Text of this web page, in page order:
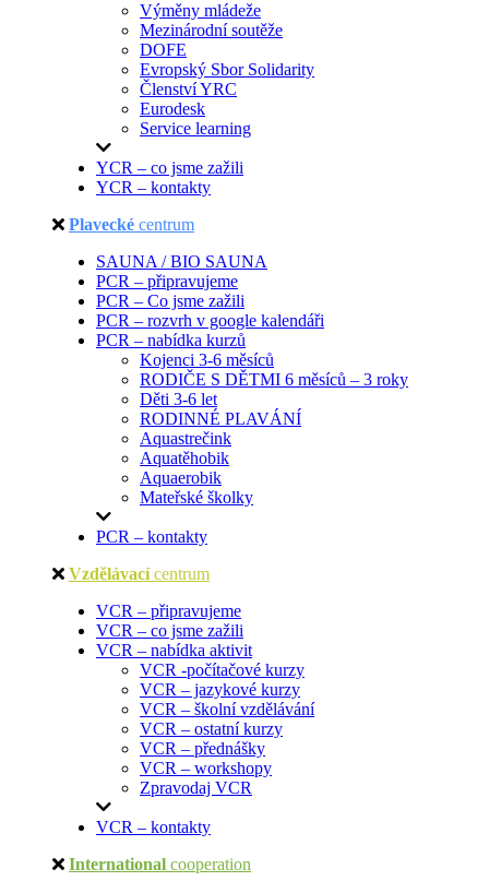
Výměny mládeže
Mezinárodní soutěže
DOFE
Evropský Sbor Solidarity
Členství YRC
Eurodesk
Service learning
YCR – co jsme zažili
YCR – kontakty
Plavecké centrum
SAUNA / BIO SAUNA
PCR – připravujeme
PCR – Co jsme zažili
PCR – rozvrh v google kalendáři
PCR – nabídka kurzů
Kojenci 3-6 měsíců
RODIČE S DĚTMI 6 měsíců – 3 roky
Děti 3-6 let
RODINNÉ PLAVÁNÍ
Aquastrečink
Aquatěhobik
Aquaerobik
Mateřské školky
PCR – kontakty
Vzdělávací centrum
VCR – připravujeme
VCR – co jsme zažili
VCR – nabídka aktivit
VCR -počítačové kurzy
VCR – jazykové kurzy
VCR – školní vzdělávání
VCR – ostatní kurzy
VCR – přednášky
VCR – workshopy
Zpravodaj VCR
VCR – kontakty
International cooperation